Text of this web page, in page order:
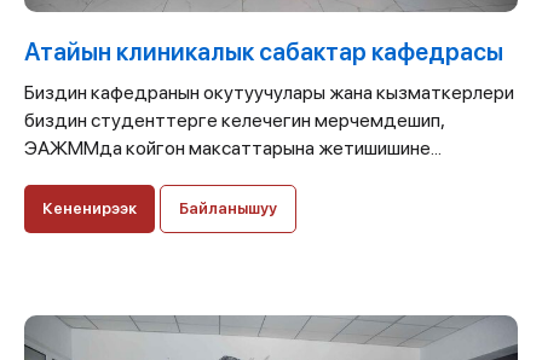
Атайын клиникалык сабактар кафедрасы
Биздин кафедранын окутуучулары жана кызматкерлери
биздин студенттерге келечегин мерчемдешип,
ЭАЖММда койгон максаттарына жетишишине...
Кененирээк Байланышуу